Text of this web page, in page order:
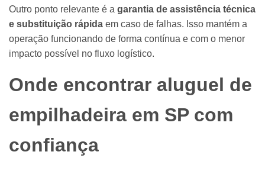
Outro ponto relevante é a garantia de assistência técnica
e substituição rápida em caso de falhas. Isso mantém a
operação funcionando de forma contínua e com o menor
impacto possível no fluxo logístico.
Onde encontrar aluguel de
empilhadeira em SP com
confiança